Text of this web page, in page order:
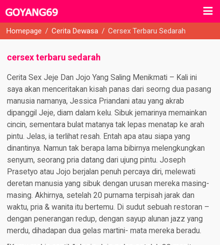
Homepage / Cerita Dewasa / Cersex Terbaru Sedarah
cersex terbaru sedarah
Cerita Sex Jeje Dan Jojo Yang Saling Menikmati – Kali ini
saya akan menceritakan kisah panas dari seorng dua pasang
manusia namanya, Jessica Priandani atau yang akrab
dipanggil Jeje, diam dalam kelu. Sibuk jemarinya memainkan
cincin, sementara bulat matanya tak lepas menatap ke arah
pintu. Jelas, ia terlihat resah. Entah apa atau siapa yang
dinantinya. Namun tak berapa lama bibirnya melengkungkan
senyum, seorang pria datang dari ujung pintu. Joseph
Prasetyo atau Jojo berjalan penuh percaya diri, melewati
deretan manusia yang sibuk dengan urusan mereka masing-
masing. Akhirnya, setelah 20 purnama terpisah jarak dan
waktu, pria & wanita itu bertemu. Di sudut sebuah restoran –
dengan penerangan redup, dengan sayup alunan jazz yang
merdu, dihadapan dua gelas martini- mata mereka beradu.